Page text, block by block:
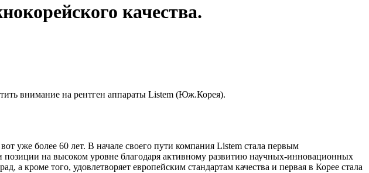
качества.
внимание на рентген аппараты Listem (Юж.Корея).
уже более 60 лет. В начале своего пути компания Listem стала первым
на высоком уровне благодаря активному развитию научных-инновационных
а кроме того, удовлетворяет европейским стандартам качества и первая в Корее стала